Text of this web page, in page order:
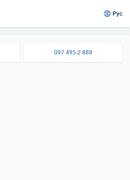
Рус
097 495 2 888